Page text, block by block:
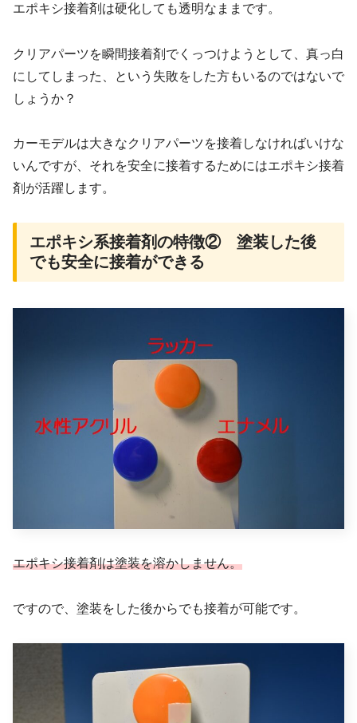
エポキシ接着剤は硬化しても透明なままです。
クリアパーツを瞬間接着剤でくっつけようとして、真っ白
にしてしまった、という失敗をした方もいるのではないで
しょうか？
カーモデルは大きなクリアパーツを接着しなければいけな
いんですが、それを安全に接着するためにはエポキシ接着
剤が活躍します。
エポキシ系接着剤の特徴② 塗装した後
でも安全に接着ができる
エポキシ接着剤は塗装を溶かしません。
ですので、塗装をした後からでも接着が可能です。